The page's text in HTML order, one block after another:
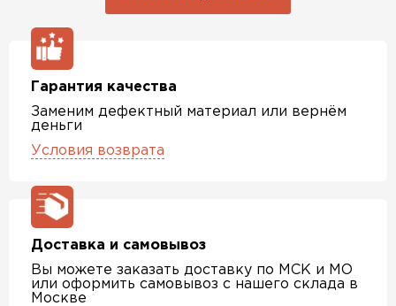
Гарантия качества
Заменим дефектный материал или вернём
деньги
Условия возврата
Доставка и самовывоз
Вы можете заказать доставку по МСК и МО
или оформить самовывоз с нашего склада в
Москве